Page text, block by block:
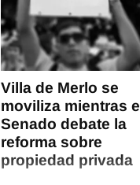
Villa de Merlo se
moviliza mientras el
Senado debate la
reforma sobre
propiedad privada